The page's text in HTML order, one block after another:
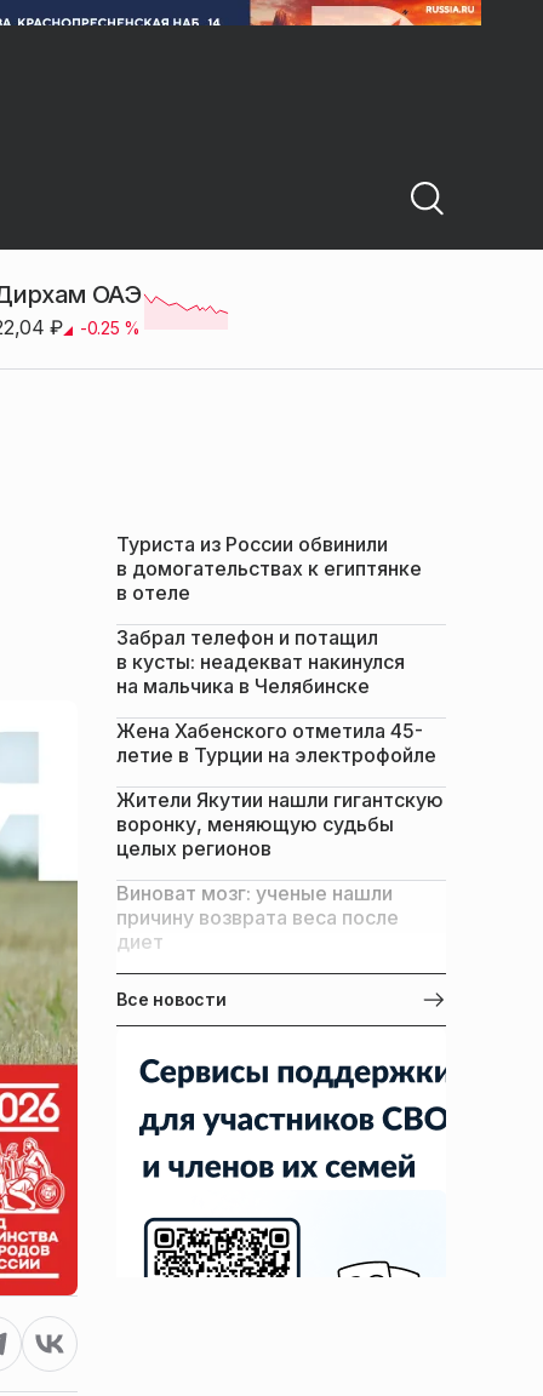
ОАЭ
₽ -0.25 %
Туриста из России обвинили
в домогательствах к египтянке
в отеле
Забрал телефон и потащил
в кусты: неадекват накинулся
на мальчика в Челябинске
Жена Хабенского отметила 45-
летие в Турции на электрофойле
Жители Якутии нашли гигантскую
воронку, меняющую судьбы
целых регионов
Виноват мозг: ученые нашли
причину возврата веса после
диет
Все новости